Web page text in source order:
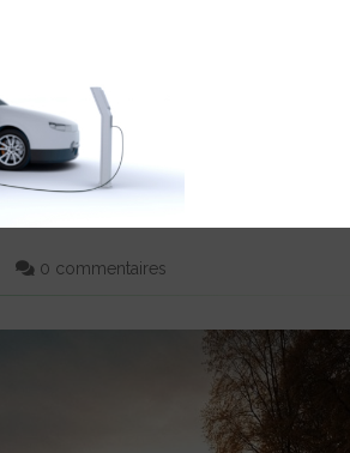
OUVRENT DE
LONGUE
0 commentaires